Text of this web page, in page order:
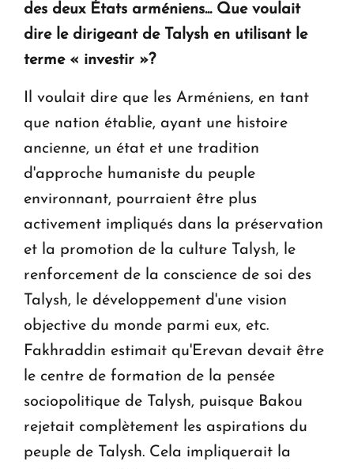
des deux États arméniens... Que voulait
dire le dirigeant de Talysh en utilisant le
terme « investir »?
Il voulait dire que les Arméniens, en tant
que nation établie, ayant une histoire
ancienne, un état et une tradition
d'approche humaniste du peuple
environnant, pourraient être plus
activement impliqués dans la préservation
et la promotion de la culture Talysh, le
renforcement de la conscience de soi des
Talysh, le développement d'une vision
objective du monde parmi eux, etc.
Fakhraddin estimait qu'Erevan devait être
le centre de formation de la pensée
sociopolitique de Talysh, puisque Bakou
rejetait complètement les aspirations du
peuple de Talysh. Cela impliquerait la